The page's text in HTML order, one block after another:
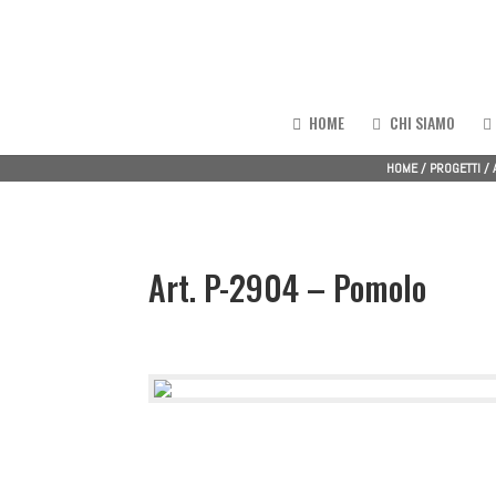
HOME CHI SIAMO
HOME/ PROGETTI/
Art. P-2904 – Pomolo